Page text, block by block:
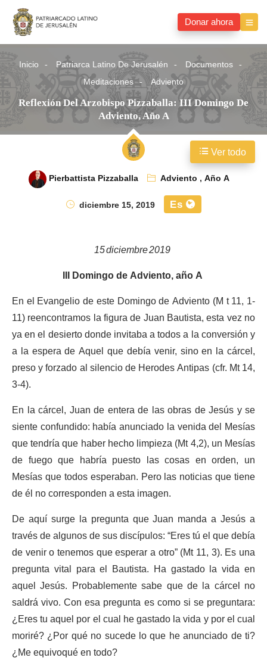
Donar ahora
Inicio Patriarca Latino De Jerusalén
Documentos
Meditaciones
Adviento
Reflexión Del Arzobispo Pizzaballa: III Domingo De
Adviento, Año A
Pierbattista Pizzaballa Adviento ,Año A
diciembre 15, 2019
Es
15 diciembre 2019
III Domingo de Adviento, año A
En el Evangelio de este Domingo de Adviento (M t 11, 1-
11) reencontramos la figura de Juan Bautista, esta vez no
ya en el desierto donde invitaba a todos a la conversión y
a la espera de Aquel que debía venir, sino en la cárcel,
preso y forzado al silencio de Herodes Antipas (cfr. Mt 14,
3-4).
En la cárcel, Juan de entera de las obras de Jesús y se
siente confundido: había anunciado la venida del Mesías
que tendría que haber hecho limpieza (Mt 4,2), un Mesías
de fuego que habría puesto las cosas en orden, un
Mesías que todos esperaban. Pero las noticias que tiene
de él no corresponden a esta imagen.
De aquí surge la pregunta que Juan manda a Jesús a
través de algunos de sus discípulos: “Eres tú el que debía
de venir o tenemos que esperar a otro” (Mt 11, 3). Es una
pregunta vital para el Bautista. Ha gastado la vida en
aquel Jesús. Probablemente sabe que de la cárcel no
saldrá vivo. Con esa pregunta es como si se preguntara:
¿Eres tu aquel por el cual he gastado la vida y por el cual
moriré? ¿Por qué no sucede lo que he anunciado de ti?
¿Me equivoqué en todo?
Ver todo